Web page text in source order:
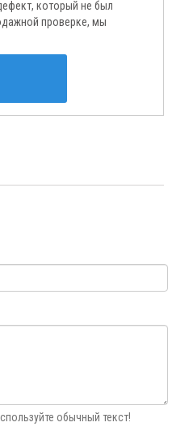
который не был
проверке, мы
обычный текст!